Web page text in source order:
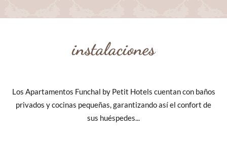
instalaciones
Los Apartamentos Funchal by Petit Hotels cuentan con baños
privados y cocinas pequeñas, garantizando así el confort de
sus huéspedes...